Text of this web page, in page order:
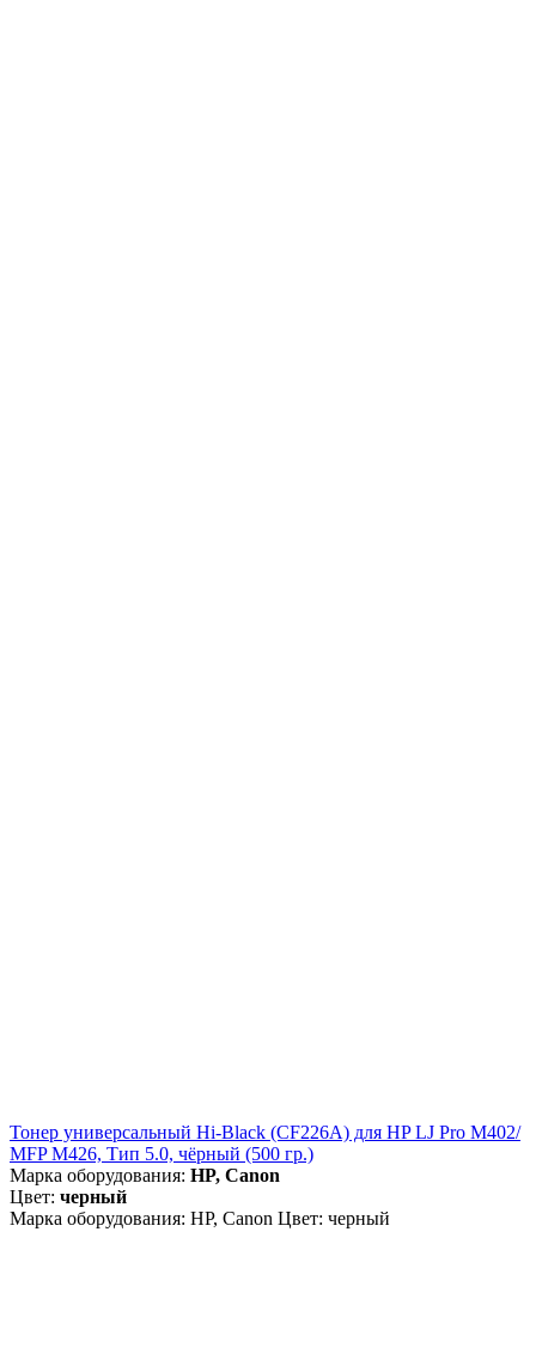
Тонер универсальный Hi-Black (CF226A) для HP LJ Pro M402/
MFP M426, Тип 5.0, чёрный (500 гр.)
Марка оборудования: HP, Canon
Цвет: черный
Марка оборудования: HP, Canon Цвет: черный